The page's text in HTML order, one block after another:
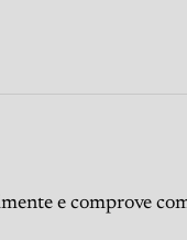
e comprove